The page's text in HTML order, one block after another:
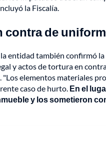
la Fiscalía.
contra de
la entidad también confirmó
y actos de tortura en
"Los elementos materiales
caso de hurto. En el
y los sometieron